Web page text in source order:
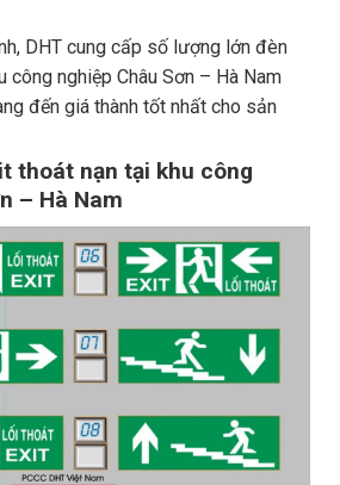
DHT cung cấp số lượng lớn đèn
công nghiệp Châu Sơn – Hà Nam
đến giá thành tốt nhất cho sản
thoát nạn tại khu công
– Hà Nam